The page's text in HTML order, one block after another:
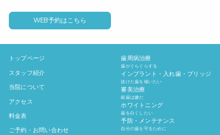
WEB予約はこちら
トップページ
スタッフ紹介
当院について
アクセス
料金表
ご予約・お問い合わせ
歯周病治療
歯がぐらぐらする
インプラント・入れ歯・ブリッジ
抜けた歯を補いたい
審美治療
銀歯は嫌だ
ホワイトニング
歯を白くしたい
予防・メンテナンス
自分の歯を守るために